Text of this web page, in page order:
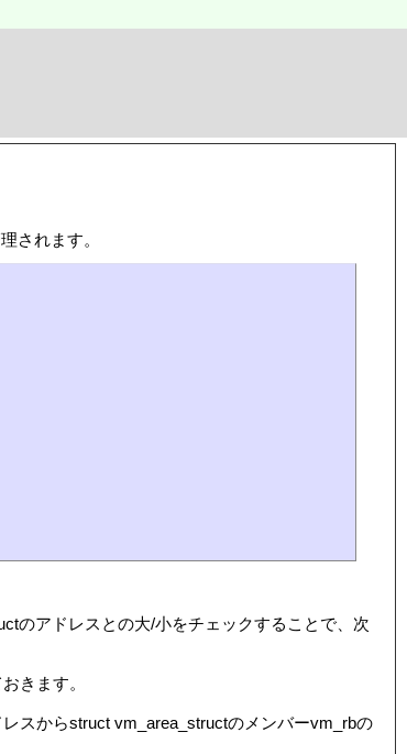
されます。
のアドレスとの大/小をチェックすることで、次
きます。
スからstruct vm_area_structのメンバーvm_rbの